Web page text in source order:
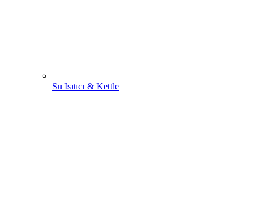
Su Isıtıcı & Kettle